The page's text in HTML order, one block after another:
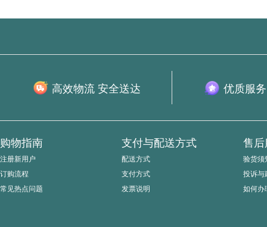
高效物流 安全送达 优质服
购物指南
注册新用户
订购流程
常见热点问题
支付与配送方式
配送方式
支付方式
发票说明
售
验货须
投诉与
如何办